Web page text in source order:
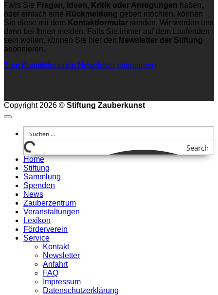
Falls Sie Fragen, Ideen, Kritik oder Anregungen haben,
oder einfach eine Rückmeldung geben möchten, können
Sie diese mit dem Kontaktformular senden. Wir werden uns
dann bei Ihnen melden. Falls Sie immer auf dem Laufenden
sein wollen, können Sie hier den Newsletter der Stiftung
abonnieren.
Zum Kontaktformular Newsletter abonnieren
Copyright 2026 © Stiftung Zauberkunst
Search
Home
Stiftung
Sammlung
Spenden
News
Zauberzentrum
Veranstaltungen
Lexikon
Förderverein
Service
Kontakt
Newsletter
Anfahrt
FAQ
Impressum
Datenschutzerklärung